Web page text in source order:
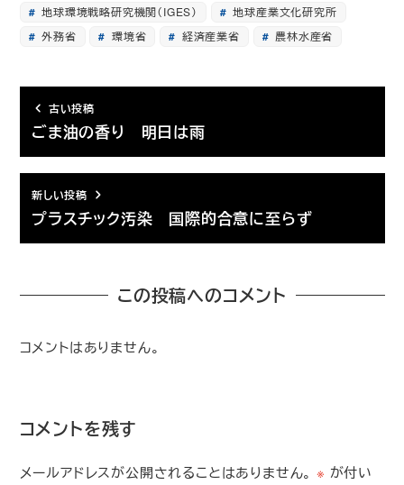
地球環境戦略研究機関（IGES）
地球産業文化研究所
外務省
環境省 経済産業省 農林水産省
古い投稿
ごま油の香り 明日は雨
新しい投稿
プラスチック汚染 国際的合意に至らず
この投稿へのコメント
コメントはありません。
コメントを残す
メールアドレスが公開されることはありません。 ※ が付い